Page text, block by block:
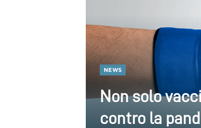
NEWS
Non solo
contro la